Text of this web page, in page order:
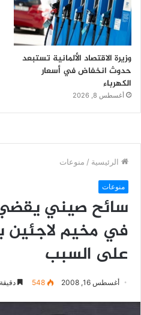
وزيرة الاقتصاد الألمانية تستبعد
حدوث انخفاض في أسعار
الكهرباء
أغسطس 8, 2026